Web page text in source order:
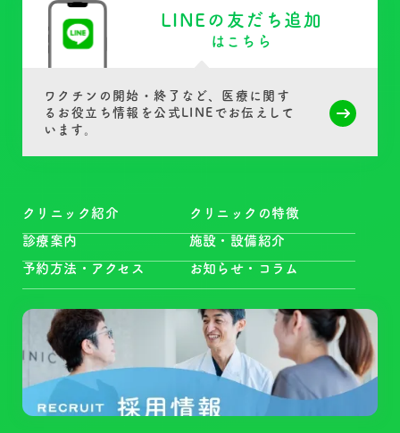
LINEの友だち追加
はこちら
ワクチンの開始・終了など、医療に関す
る お役立ち情報を公式LINEでお伝えして
います 。
クリニック紹介 クリニックの特徴
診療案内 施設・設備紹介
予約方法・アクセス お知らせ・コラム